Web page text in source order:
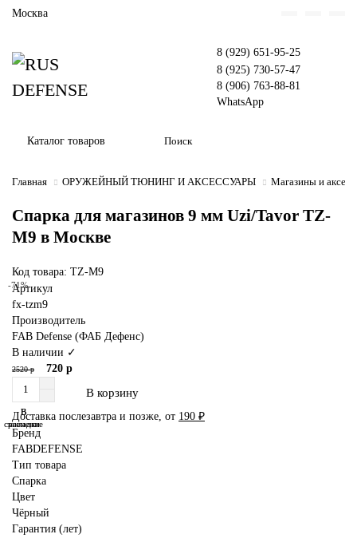
Москва
8 (929) 651-95-25
8 (925) 730-57-47
8 (906) 763-88-81
WhatsApp
Каталог товаров
Главная ОРУЖЕЙНЫЙ ТЮНИНГ И АКСЕССУАРЫ Магазины и
Спарка для магазинов 9 мм Uzi/Tavor TZ-
M9 в Москве
Код товара: TZ-M9
-71%
Артикул
fx-tzm9
Производитель
FAB Defense (ФАБ Дефенс)
В наличии ✓
2520 р 720 р
В корзину
В
закладки
В
сравнение
Доставка послезавтра и позже, от 190 ₽
Бренд
FABDEFENSE
Тип товара
Спарка
Цвет
Чёрный
Гарантия (лет)